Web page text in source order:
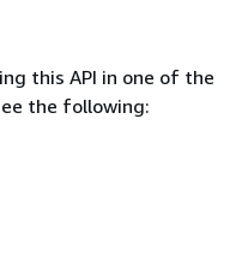
this API in one of the
the following: